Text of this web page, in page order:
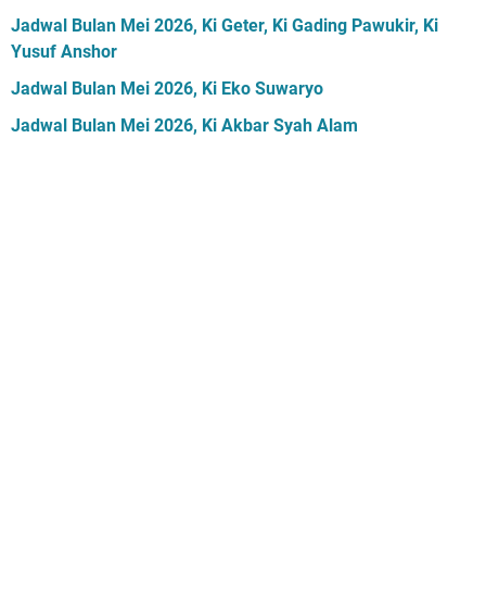
Jadwal Bulan Mei 2026, Ki Geter, Ki Gading Pawukir, Ki
Yusuf Anshor
Jadwal Bulan Mei 2026, Ki Eko Suwaryo
Jadwal Bulan Mei 2026, Ki Akbar Syah Alam